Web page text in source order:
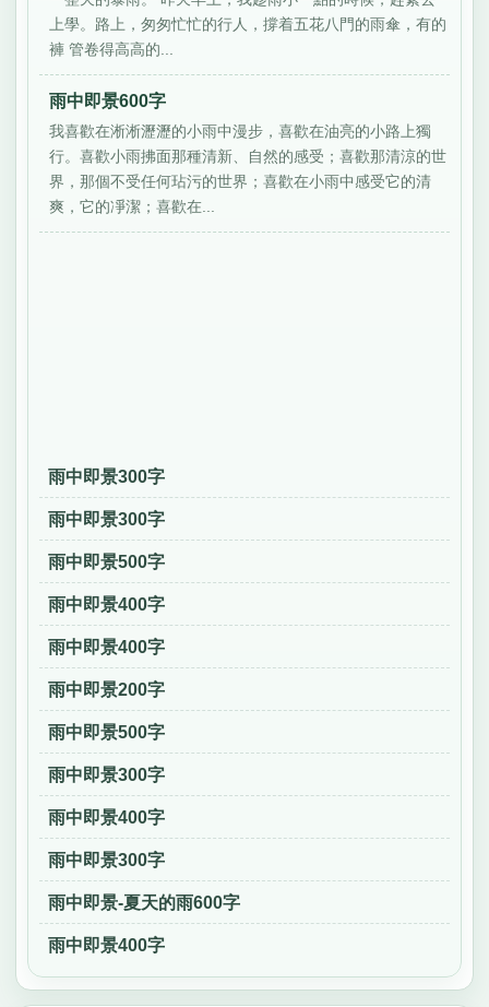
上學。路上，匆匆忙忙的行人，撐着五花八門的雨傘，有的
褲 管卷得高高的...
雨中即景600字
我喜歡在淅淅瀝瀝的小雨中漫步，喜歡在油亮的小路上獨
行。喜歡小雨拂面那種清新、自然的感受；喜歡那清涼的世
界，那個不受任何玷污的世界；喜歡在小雨中感受它的清
爽，它的凈潔；喜歡在...
雨中即景300字
雨中即景300字
雨中即景500字
雨中即景400字
雨中即景400字
雨中即景200字
雨中即景500字
雨中即景300字
雨中即景400字
雨中即景300字
雨中即景-夏天的雨600字
雨中即景400字